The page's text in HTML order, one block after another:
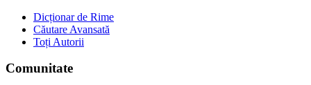
Dicționar de Rime
Căutare Avansată
Toți Autorii
Comunitate